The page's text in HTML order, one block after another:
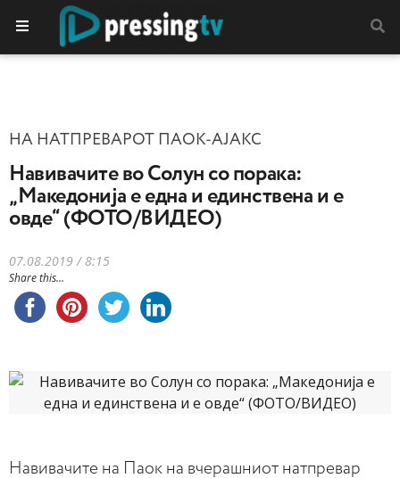
НА НАТПРЕВАРОТ ПАОК-АЈАКС
Навивачите во Солун со порака:
„Mакедонија е една и единствена и е
овде“ (ФОТО/ВИДЕО)
07.08.2019 / 8:15
Share this...
Навивачите на Паок на вчерашниот натпревар